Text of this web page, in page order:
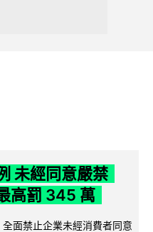
未經同意嚴禁
高罰 345 萬
面禁止企業未經消費者同意